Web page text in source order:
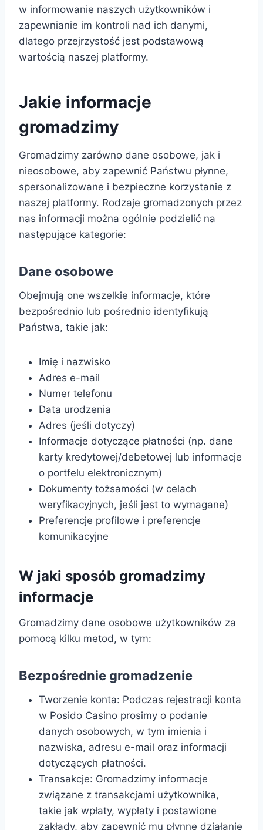
w informowanie naszych użytkowników i
zapewnianie im kontroli nad ich danymi,
dlatego przejrzystość jest podstawową
wartością naszej platformy.
Jakie informacje
gromadzimy
Gromadzimy zarówno dane osobowe, jak i
nieosobowe, aby zapewnić Państwu płynne,
spersonalizowane i bezpieczne korzystanie z
naszej platformy. Rodzaje gromadzonych przez
nas informacji można ogólnie podzielić na
następujące kategorie:
Dane osobowe
Obejmują one wszelkie informacje, które
bezpośrednio lub pośrednio identyfikują
Państwa, takie jak:
Imię i nazwisko
Adres e-mail
Numer telefonu
Data urodzenia
Adres (jeśli dotyczy)
Informacje dotyczące płatności (np. dane
karty kredytowej/debetowej lub informacje
o portfelu elektronicznym)
Dokumenty tożsamości (w celach
weryfikacyjnych, jeśli jest to wymagane)
Preferencje profilowe i preferencje
komunikacyjne
W jaki sposób gromadzimy
informacje
Gromadzimy dane osobowe użytkowników za
pomocą kilku metod, w tym:
Bezpośrednie gromadzenie
Tworzenie konta: Podczas rejestracji konta
w Posido Casino prosimy o podanie
danych osobowych, w tym imienia i
nazwiska, adresu e-mail oraz informacji
dotyczących płatności.
Transakcje: Gromadzimy informacje
związane z transakcjami użytkownika,
takie jak wpłaty, wypłaty i postawione
zakłady, aby zapewnić mu płynne działanie